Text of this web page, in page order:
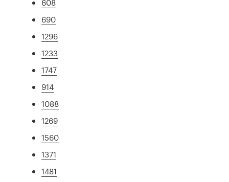
608
690
1296
1233
1747
914
1088
1269
1560
1371
1481